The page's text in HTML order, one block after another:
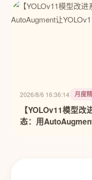
2026/8/6 16:36:14 月度
【YOLOv11模型
态：用